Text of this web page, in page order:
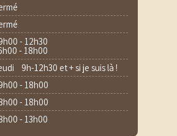
- 12h30
- 18h00
9h-12h30 et + si je suis là !
- 18h00
- 18h00
- 13h00